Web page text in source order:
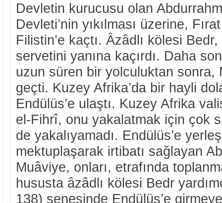
Devletin kurucusu olan
Devleti’nin yıkılması üzerine,
Filistin’e kaçtı. Âzâdlı kölesi
servetini yanına kaçırdı. Daha
uzun süren bir yolculuktan sonra,
geçti. Kuzey Afrika’da bir hayli
Endülüs’e ulaştı. Kuzey Afrika
el-Fihrî, onu yakalatmak için çok
de yakalıyamadı. Endülüs’e
mektuplaşarak irtibatı sağlayan
Muâviye, onları, etrafında
hususta âzâdlı kölesi Bedr
138) senesinde Endülüs’e